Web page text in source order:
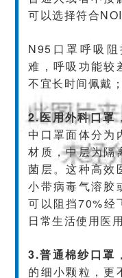
可以选择符合
N95口罩呼吸
难，呼吸功能较
不宜长时间佩戴
2.医用外科口罩
中口罩面体分为
材质，中层为隔
菌层。这种高效
小带病毒气溶胶
可以阻挡70%经
日常生活使用医
3.普通棉纱口罩
的细小颗粒，更